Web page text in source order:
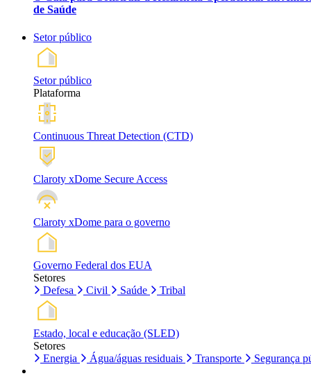
de Saúde
Setor público
Setor público
Plataforma
Continuous Threat Detection (CTD)
Claroty xDome Secure Access
Claroty xDome para o governo
Governo Federal dos EUA
Setores
Defesa
Civil Saúde Tribal
Estado, local e educação (SLED)
Setores
Energia
Água/águas residuais Transporte Segurança